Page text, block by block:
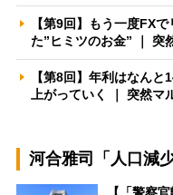
【第9回】もう一度FX
た”ヒミツのお金” ｜ 突
【第8回】年利はなん
上がっていく ｜ 突然マ
河合雅司「人口減
【「警察